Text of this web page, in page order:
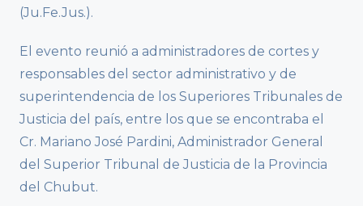
(Ju.Fe.Jus.).
El evento reunió a administradores de cortes y
responsables del sector administrativo y de
superintendencia de los Superiores Tribunales de
Justicia del país, entre los que se encontraba el
Cr. Mariano José Pardini, Administrador General
del Superior Tribunal de Justicia de la Provincia
del Chubut.